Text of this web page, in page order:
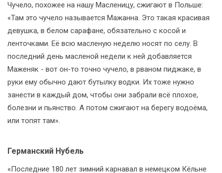
Чучело, похожее на нашу Масленицу, сжигают в Польше:
«Там это чучело называется Мажанна. Это такая красивая
девушка, в белом сарафане, обязательно с косой и
ленточками. Её всю масленую неделю носят по селу. В
последний день масленой недели к ней добавляется
Маженяк - вот он-то точно чучело, в рваном пиджаке, в
руки ему обычно дают бутылку водки. Их тоже нужно
занести в каждый дом, чтобы они забрали всё плохое,
болезни и пьянство. А потом сжигают на берегу водоёма,
или топят там».
Германский Нубель
«Последние 180 лет зимний карнавал в немецком Кёльне